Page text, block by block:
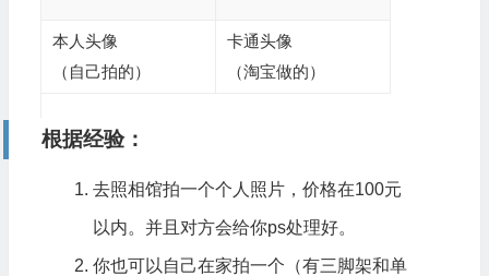
本人头像
（自己拍的）
卡通头像
（淘宝做的）
根据经验：
去照相馆拍一个个人照片，价格在100元
以内。并且对方会给你ps处理好。
你也可以自己在家拍一个（有三脚架和单